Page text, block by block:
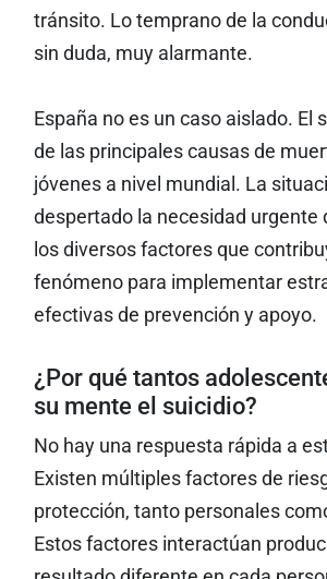
tránsito. Lo temprano de la
sin duda, muy alarmante.
España no es un caso aislado. El
de las principales causas de
jóvenes a nivel mundial. La
despertado la necesidad urgente
los diversos factores que
fenómeno para implementar
efectivas de prevención y apoyo.
¿Por qué tantos
su mente el suicidio?
No hay una respuesta rápida a
Existen múltiples factores de
protección, tanto personales
Estos factores interactúan